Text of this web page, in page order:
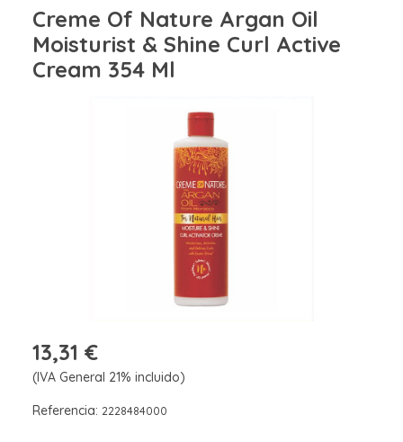
Creme Of Nature Argan Oil
Moisturist & Shine Curl Active
Cream 354 Ml
13,31 €
(IVA General 21% incluido)
Referencia: 2228484000